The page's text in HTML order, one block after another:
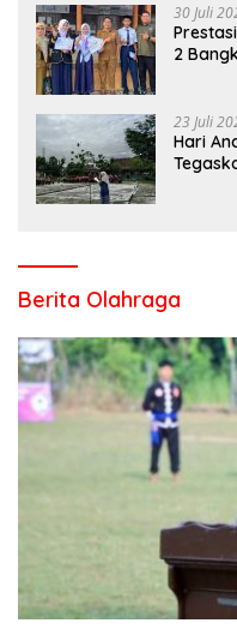
30 Juli
2
23 Juli
Hari
Berita Olahraga